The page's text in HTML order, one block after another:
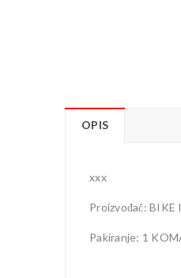
OPIS
xxx
Proizvođač: BIKE
Pakiranje: 1